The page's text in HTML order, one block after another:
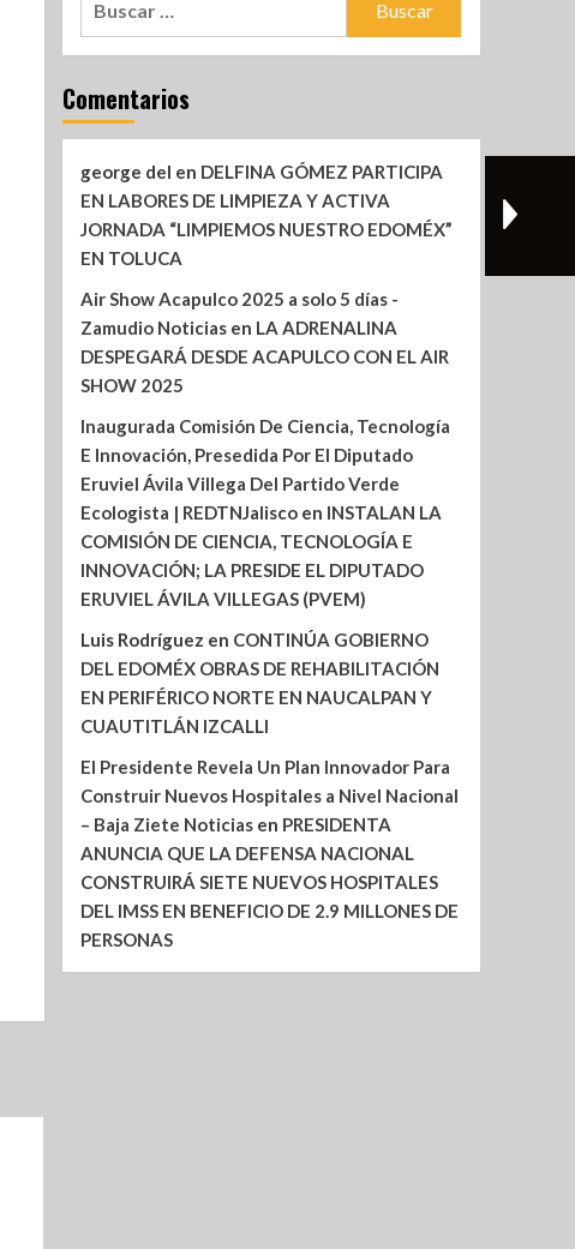
Comentarios
george del en DELFINA GÓMEZ PARTICIPA
EN LABORES DE LIMPIEZA Y ACTIVA
JORNADA “LIMPIEMOS NUESTRO EDOMÉX”
EN TOLUCA
Air Show Acapulco 2025 a solo 5 días -
Zamudio Noticiasen LA ADRENALINA
DESPEGARÁ DESDE ACAPULCO CON EL AIR
SHOW 2025
Inaugurada Comisión De Ciencia, Tecnología
E Innovación, Presedida Por El Diputado
Eruviel Ávila Villega Del Partido Verde
Ecologista | REDTNJaliscoen INSTALAN LA
COMISIÓN DE CIENCIA, TECNOLOGÍA E
INNOVACIÓN; LA PRESIDE EL DIPUTADO
ERUVIEL ÁVILA VILLEGAS (PVEM)
Luis Rodríguez en CONTINÚA GOBIERNO
DEL EDOMÉX OBRAS DE REHABILITACIÓN
EN PERIFÉRICO NORTE EN NAUCALPAN Y
CUAUTITLÁN IZCALLI
El Presidente Revela Un Plan Innovador Para
Construir Nuevos Hospitales a Nivel Nacional
– Baja Ziete Noticiasen PRESIDENTA
ANUNCIA QUE LA DEFENSA NACIONAL
CONSTRUIRÁ SIETE NUEVOS HOSPITALES
DEL IMSS EN BENEFICIO DE 2.9 MILLONES DE
PERSONAS